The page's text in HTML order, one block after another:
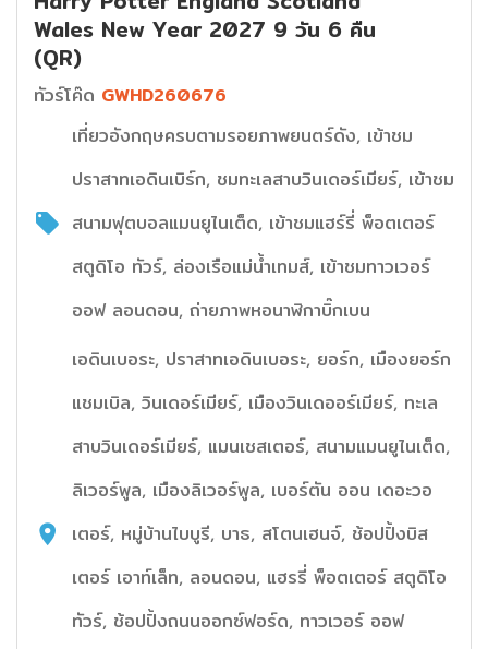
Wales New Year 2027 9 วัน 6 คืน
(QR)
ทัวร์โค๊ด GWHD260676
เที่ยวอังกฤษครบตามรอยภาพยนตร์ดัง, เข้าชม
ปราสาทเอดินเบิร์ก, ชมทะเลสาบวินเดอร์เมียร์, เข้าชม
สนามฟุตบอลแมนยูไนเต็ด, เข้าชมแฮร์รี่ พ็อตเตอร์
สตูดิโอ ทัวร์, ล่องเรือแม่น้ำเทมส์, เข้าชมทาวเวอร์
ออฟ ลอนดอน, ถ่ายภาพหอนาฬิกาบิ๊กเบน
เอดินเบอระ, ปราสาทเอดินเบอระ, ยอร์ก, เมืองยอร์ก
แชมเบิล, วินเดอร์เมียร์, เมืองวินเดออร์เมียร์, ทะเล
สาบวินเดอร์เมียร์, แมนเชสเตอร์, สนามแมนยูไนเต็ด,
ลิเวอร์พูล, เมืองลิเวอร์พูล, เบอร์ตัน ออน เดอะวอ
เตอร์, หมู่บ้านไบบูรี, บาธ, สโตนเฮนจ์, ช้อปปิ้งบิส
เตอร์ เอาท์เล็ท, ลอนดอน, แฮรรี่ พ็อตเตอร์ สตูดิโอ
ทัวร์, ช้อปปิ้งถนนออกซ์ฟอร์ด, ทาวเวอร์ ออฟ